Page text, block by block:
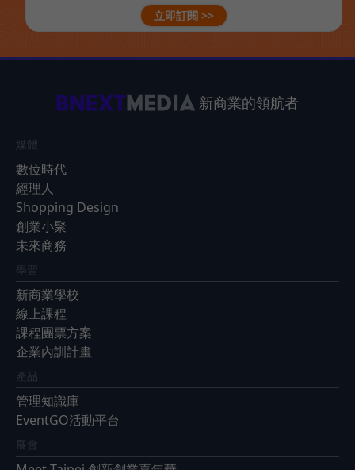
立即訂閱 >>
新商業的領航者
媒體
數位時代
經理人
Shopping Design
創業小聚
未來商務
學習
新商業學校
線上課程
課程團票方案
企業內訓計畫
產品
管理知識庫
EventGO活動平台
展會